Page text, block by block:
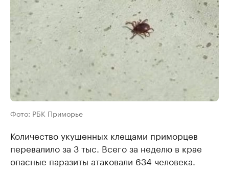
Фото: РБК Приморье
Количество укушенных клещами приморцев
перевалило за 3 тыс. Всего за неделю в крае
опасные паразиты атаковали 634 человека.